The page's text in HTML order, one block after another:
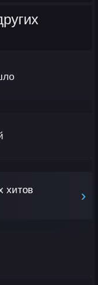
хитов ›